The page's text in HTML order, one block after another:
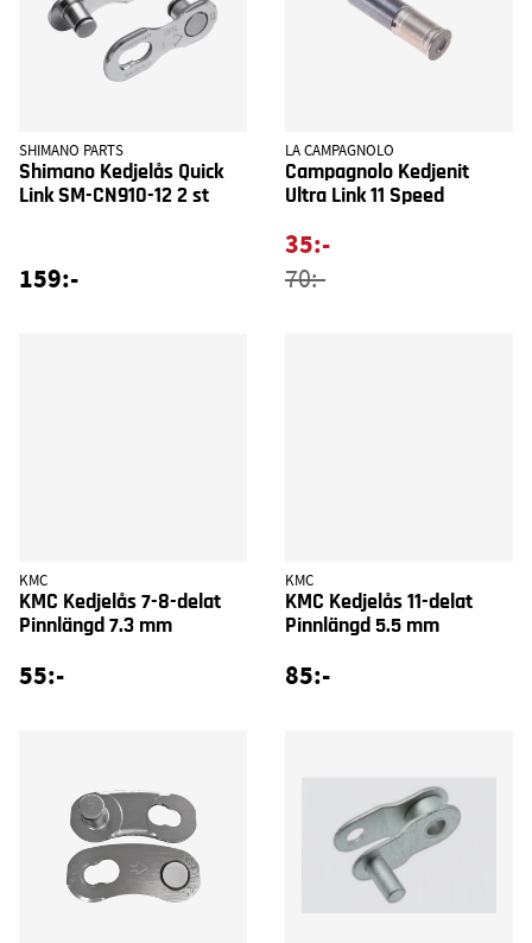
SHIMANO PARTS
Shimano Kedjelås Quick
Link SM-CN910-12 2 st
159:-
LA CAMPAGNOLO
Campagnolo Kedjenit
Ultra Link 11 Speed
35:-
70:-
KMC
KMC Kedjelås 7-8-delat
Pinnlängd 7.3 mm
55:-
KMC
KMC Kedjelås 11-delat
Pinnlängd 5.5 mm
85:-